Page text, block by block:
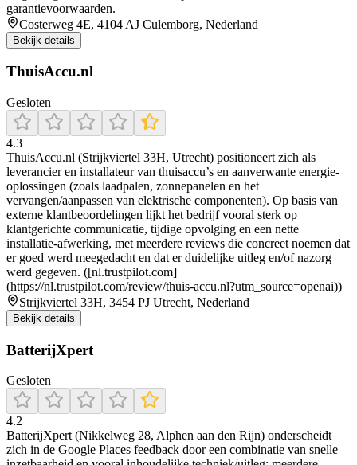
garantievoorwaarden.
Costerweg 4E, 4104 AJ Culemborg, Nederland
Bekijk details
ThuisAccu.nl
Gesloten
4.3
ThuisAccu.nl (Strijkviertel 33H, Utrecht) positioneert zich als
leverancier en installateur van thuisaccu’s en aanverwante energie-
oplossingen (zoals laadpalen, zonnepanelen en het
vervangen/aanpassen van elektrische componenten). Op basis van
externe klantbeoordelingen lijkt het bedrijf vooral sterk op
klantgerichte communicatie, tijdige opvolging en een nette
installatie-afwerking, met meerdere reviews die concreet noemen dat
er goed werd meegedacht en dat er duidelijke uitleg en/of nazorg
werd gegeven. ([nl.trustpilot.com]
(https://nl.trustpilot.com/review/thuis-accu.nl?utm_source=openai))
Strijkviertel 33H, 3454 PJ Utrecht, Nederland
Bekijk details
BatterijXpert
Gesloten
4.2
BatterijXpert (Nikkelweg 28, Alphen aan den Rijn) onderscheidt
zich in de Google Places feedback door een combinatie van snelle